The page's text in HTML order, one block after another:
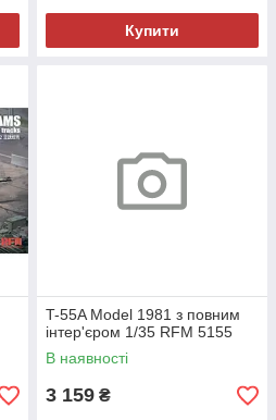
Купити
T-55A Model 1981 з повним
інтер'єром 1/35 RFM 5155
В наявності
3 159 ₴